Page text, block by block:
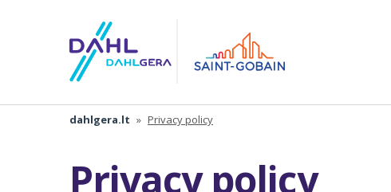
dahlgera.lt » Privacy policy
Privacy policy